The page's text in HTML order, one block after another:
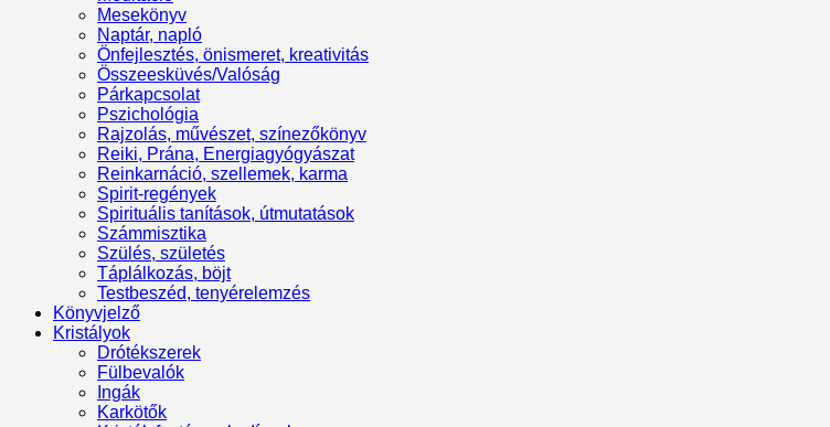
Mesekönyv
Naptár, napló
Önfejlesztés, önismeret, kreativitás
Összeesküvés/Valóság
Párkapcsolat
Pszichológia
Rajzolás, művészet, színezőkönyv
Reiki, Prána, Energiagyógyászat
Reinkarnáció, szellemek, karma
Spirit-regények
Spirituális tanítások, útmutatások
Számmisztika
Szülés, születés
Táplálkozás, böjt
Testbeszéd, tenyérelemzés
Könyvjelző
Kristályok
Drótékszerek
Fülbevalók
Ingák
Karkötők